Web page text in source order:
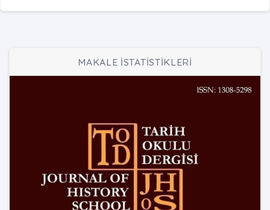
MAKALE İSTATİSTİKLERİ